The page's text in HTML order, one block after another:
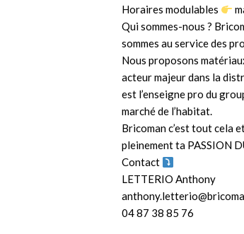
Horaires modulables
Qui sommes-nous ?
sommes au service des
Nous proposons
acteur majeur dans la
est l’enseigne pro du
marché de l’habitat.
Bricoman c’est tout cela
pleinement ta PASSION
Contact
LETTERIO Anthony
04 87 38 85 76